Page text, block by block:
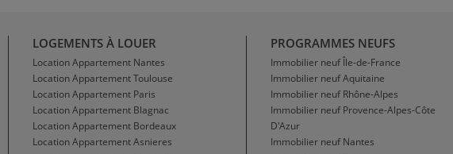
LOGEMENTS À LOUER
Location Appartement Nantes
Location Appartement Toulouse
Location Appartement Paris
Location Appartement Blagnac
Location Appartement Bordeaux
Location Appartement Asnieres
PROGRAMMES NEUFS
Immobilier neuf Île-de-France
Immobilier neuf Aquitaine
Immobilier neuf Rhône-Alpes
Immobilier neuf Provence-Alpes-Côte
D'Azur
Immobilier neuf Nantes